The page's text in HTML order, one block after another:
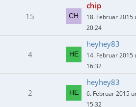
15
chip
18. Februar 2015
20:24
4
heyhey83
14. Februar 2015
16:32
2
heyhey83
6. Februar 2015
15:32